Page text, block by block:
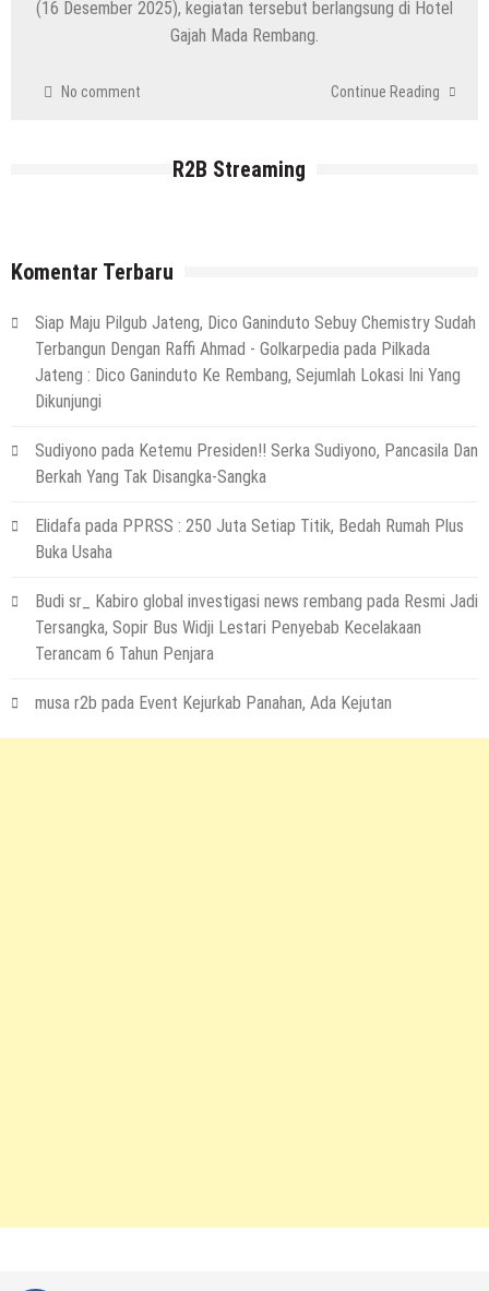
(16 Desember 2025), kegiatan tersebut berlangsung di Hotel
Gajah Mada Rembang.
No comment Continue Reading
R2B Streaming
Komentar Terbaru
Siap Maju Pilgub Jateng, Dico Ganinduto Sebuy Chemistry Sudah
Terbangun Dengan Raffi Ahmad - Golkarpedia pada Pilkada
Jateng : Dico Ganinduto Ke Rembang, Sejumlah Lokasi Ini Yang
Dikunjungi
Sudiyono pada Ketemu Presiden!! Serka Sudiyono, Pancasila Dan
Berkah Yang Tak Disangka-Sangka
Elidafa pada PPRSS : 250 Juta Setiap Titik, Bedah Rumah Plus
Buka Usaha
Budi sr_ Kabiro global investigasi news rembang pada Resmi Jadi
Tersangka, Sopir Bus Widji Lestari Penyebab Kecelakaan
Terancam 6 Tahun Penjara
musa r2b pada Event Kejurkab Panahan, Ada Kejutan